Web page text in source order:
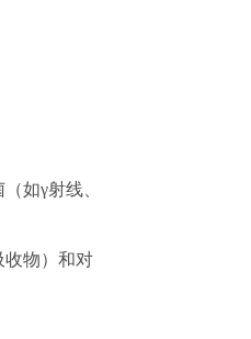
（如γ射线、
收物）和对